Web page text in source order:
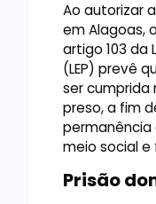
Ao autorizar
em Alagoas,
artigo 103 da
(LEP) prevê
ser cumprida
preso, a fim
permanência
meio social e
Prisão